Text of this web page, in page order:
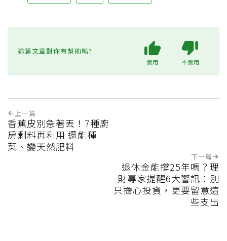
這篇文章對你有幫助嗎?
實用 不實用
上一篇
香蕉皮別急著丟！7種廚
房剩料再利用 還能種
菜、變天然肥料
下一篇
退休金能撐25年嗎？理
財專家提醒6大警訊：別
只擔心投資，更要留意這
些支出